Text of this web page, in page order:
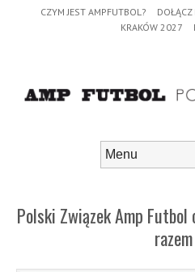
CZYM JEST AMPFUTBOL? DOŁĄCZ
KRAKÓW 2027
Polski Związek Amp
razem